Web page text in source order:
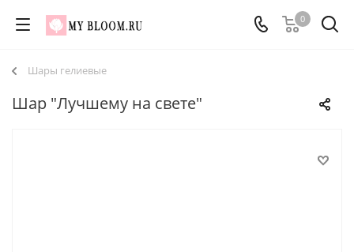
0
Шары гелиевые
Шар "Лучшему на свете"